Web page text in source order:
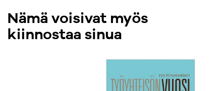
Nämä voisivat myös
kiinnostaa sinua